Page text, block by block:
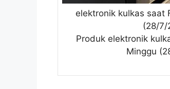
elektronik kulkas saat
(28/7/
Produk elektronik
Minggu